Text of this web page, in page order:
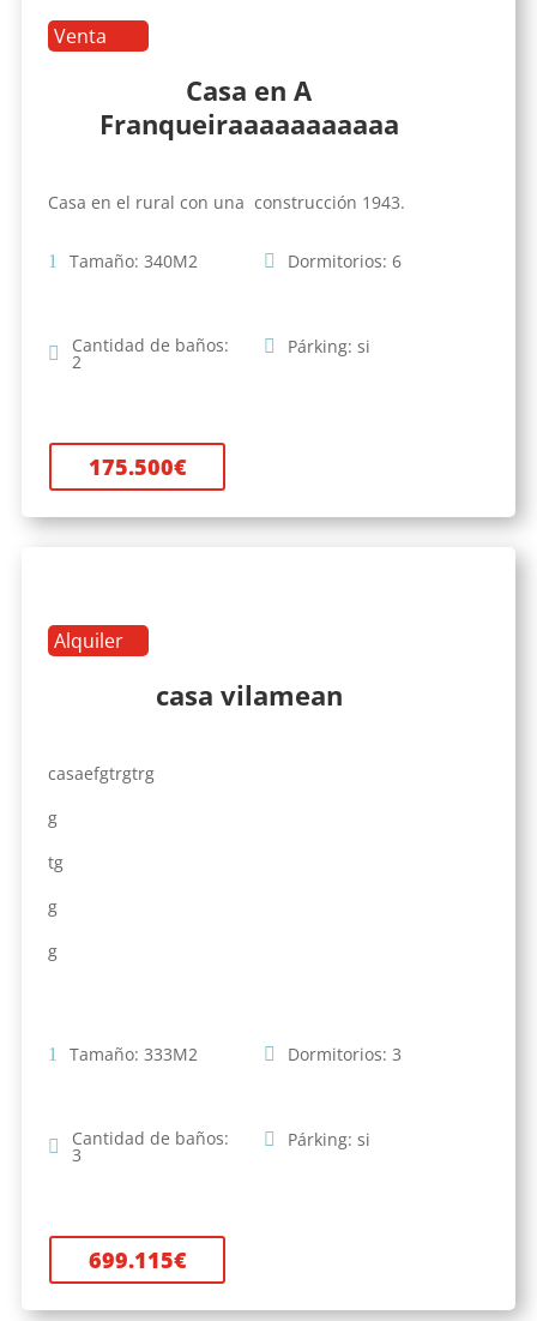
Venta
Casa en A
Franqueiraaaaaaaaaaa
Casa en el rural con una construcción 1943.
Tamaño: 340M2 Dormitorios: 6
Cantidad de baños:
2
Párking: si
175.500€
Alquiler
casa vilamean
casaefgtrgtrg
g
tg
g
g
Tamaño: 333M2 Dormitorios: 3
Cantidad de baños:
3
Párking: si
699.115€